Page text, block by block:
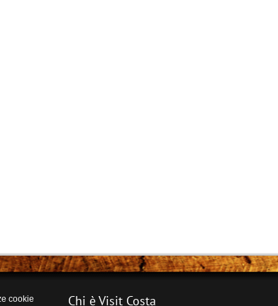
cookie Chi è Visit Costa